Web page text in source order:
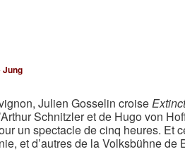
Jung
Julien Gosselin croise
Schnitzler et de Hugo von
un spectacle de cinq heures. Et
et d’autres de la Volksbühne de